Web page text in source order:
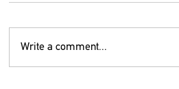
Write a comment...